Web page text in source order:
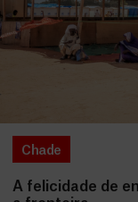
Chade
A felicidade de